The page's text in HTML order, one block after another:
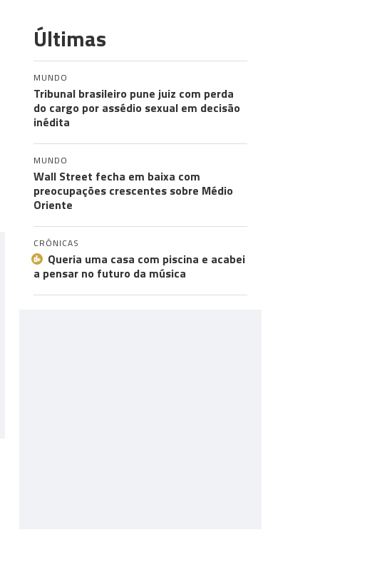
Últimas
MUNDO
Tribunal brasileiro pune juiz com perda
do cargo por assédio sexual em decisão
inédita
MUNDO
Wall Street fecha em baixa com
preocupações crescentes sobre Médio
Oriente
CRÓNICAS
Queria uma casa com piscina e acabei
a pensar no futuro da música